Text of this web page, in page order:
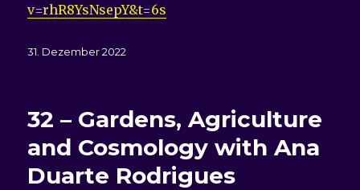
v=rhR8YsNsepY&t=6s
Veröffentlicht
31. Dezember 2022
32 – Gardens, Agriculture
and Cosmology with Ana
Duarte Rodrigues